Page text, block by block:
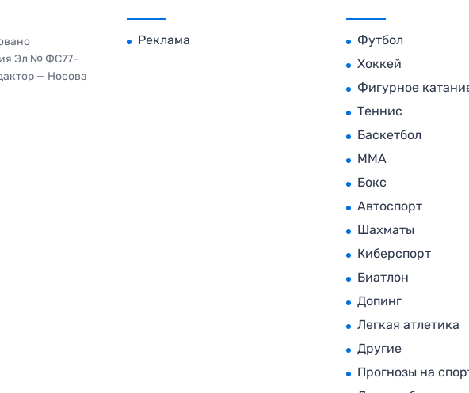
Эл № ФС77-
— Носова
Реклама
Футбол
Хоккей
Фигурное
Теннис
Баскетбол
MMA
Бокс
Автоспорт
Шахматы
Киберспорт
Биатлон
Допинг
Легкая атлетика
Другие
Прогнозы на